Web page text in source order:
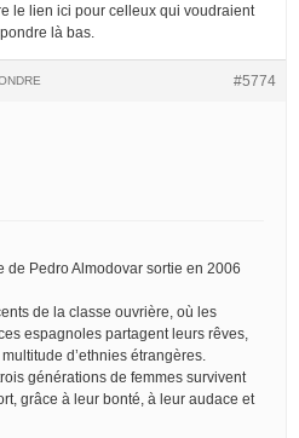
le lien ici pour celleux qui voudraient
là bas.
#5774
Pedro Almodovar sortie en 2006
de la classe ouvrière, où les
espagnoles partagent leurs rêves,
d’ethnies étrangères.
générations de femmes survivent
grâce à leur bonté, à leur audace et